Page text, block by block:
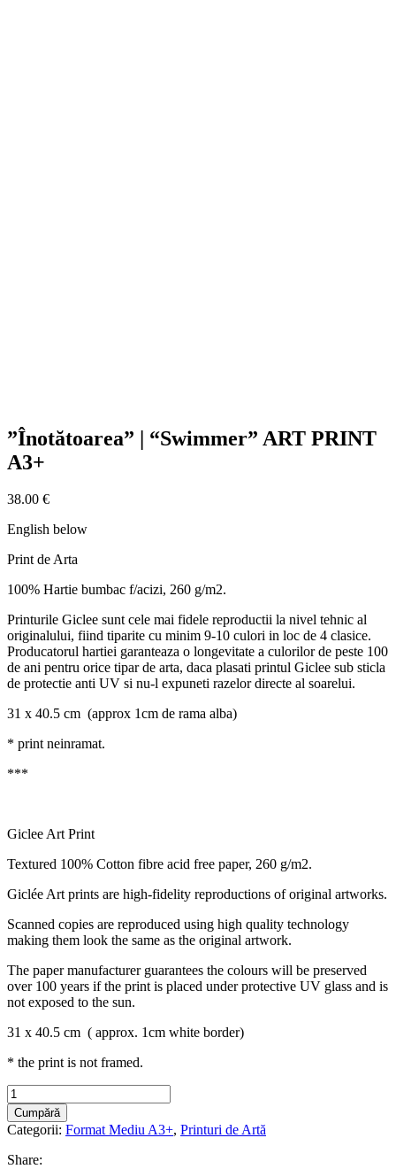
”Înotătoarea” | “Swimmer” ART PRINT
A3+
38.00 €
English below
Print de Arta
100% Hartie bumbac f/acizi, 260 g/m2.
Printurile Giclee sunt cele mai fidele reproductii la nivel tehnic al
originalului, fiind tiparite cu minim 9-10 culori in loc de 4 clasice.
Producatorul hartiei garanteaza o longevitate a culorilor de peste 100
de ani pentru orice tipar de arta, daca plasati printul Giclee sub sticla
de protectie anti UV si nu-l expuneti razelor directe al soarelui.
31 x 40.5 cm (approx 1cm de rama alba)
* print neinramat.
***
Giclee Art Print
Textured 100% Cotton fibre acid free paper, 260 g/m2.
Giclée Art prints are high-fidelity reproductions of original artworks.
Scanned copies are reproduced using high quality technology
making them look the same as the original artwork.
The paper manufacturer guarantees the colours will be preserved
over 100 years if the print is placed under protective UV glass and is
not exposed to the sun.
31 x 40.5 cm ( approx. 1cm white border)
* the print is not framed.
”Înotătoarea”
|
“Swimmer"
ART
PRINT
Cumpără
Categorii: Format Mediu A3+, Printuri de Artă
Share: